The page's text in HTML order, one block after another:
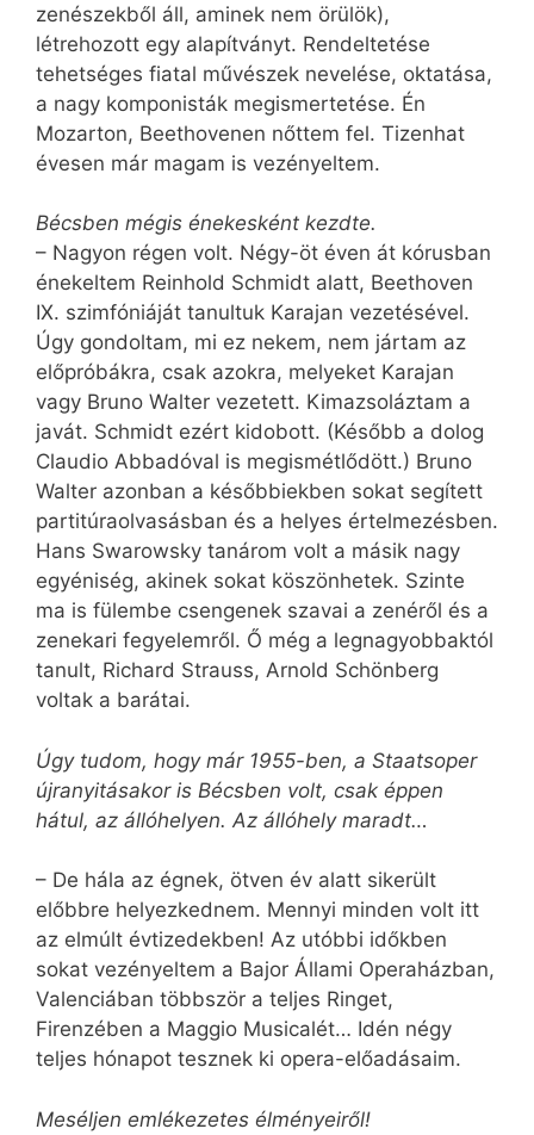
zenészekből áll, aminek nem örülök),
létrehozott egy alapítványt. Rendeltetése
tehetséges fiatal művészek nevelése, oktatása,
a nagy komponisták megismertetése. Én
Mozarton, Beethovenen nőttem fel. Tizenhat
évesen már magam is vezényeltem.
Bécsben mégis énekesként kezdte.
– Nagyon régen volt. Négy-öt éven át kórusban
énekeltem Reinhold Schmidt alatt, Beethoven
IX. szimfóniáját tanultuk Karajan vezetésével.
Úgy gondoltam, mi ez nekem, nem jártam az
előpróbákra, csak azokra, melyeket Karajan
vagy Bruno Walter vezetett. Kimazsoláztam a
javát. Schmidt ezért kidobott. (Később a dolog
Claudio Abbadóval is megismétlődött.) Bruno
Walter azonban a későbbiekben sokat segített
partitúraolvasásban és a helyes értelmezésben.
Hans Swarowsky tanárom volt a másik nagy
egyéniség, akinek sokat köszönhetek. Szinte
ma is fülembe csengenek szavai a zenéről és a
zenekari fegyelemről. Ő még a legnagyobbaktól
tanult, Richard Strauss, Arnold Schönberg
voltak a barátai.
Úgy tudom, hogy már 1955-ben, a Staatsoper
újranyitásakor is Bécsben volt, csak éppen
hátul, az állóhelyen. Az állóhely maradt…
– De hála az égnek, ötven év alatt sikerült
előbbre helyezkednem. Mennyi minden volt itt
az elmúlt évtizedekben! Az utóbbi időkben
sokat vezényeltem a Bajor Állami Operaházban,
Valenciában többször a teljes Ringet,
Firenzében a Maggio Musicalét… Idén négy
teljes hónapot tesznek ki opera-előadásaim.
Meséljen emlékezetes élményeiről!